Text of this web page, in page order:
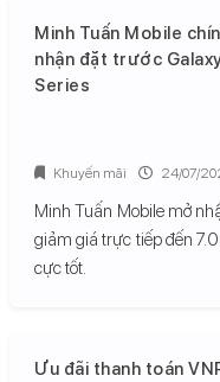
Minh Tuấn Mobile
nhận đặt trước
Series
Minh Tuấn Mobile mở
giảm giá trực tiếp đến
cực tốt.
Khuyến mãi 24/07/
Ưu đãi thanh toán